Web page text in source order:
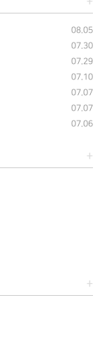
08.05
07.30
07.29
07.10
07.07
07.07
07.06
+
+